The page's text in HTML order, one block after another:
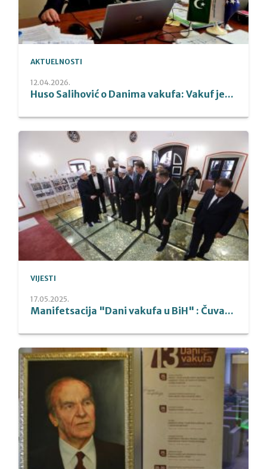
AKTUELNOSTI
12.04.2026.
Huso Salihović o Danima vakufa: Vakuf je...
VIJESTI
17.05.2025.
Manifetsacija "Dani vakufa u BiH" : Čuva...